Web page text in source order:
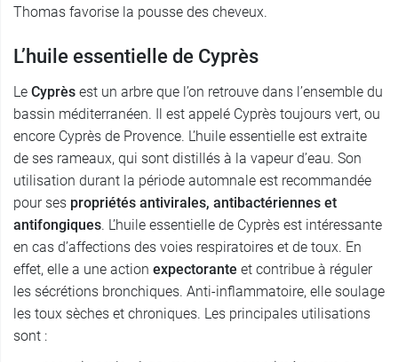
Thomas favorise la pousse des cheveux.
L’huile essentielle de Cyprès
Le Cyprès est un arbre que l’on retrouve dans l’ensemble du
bassin méditerranéen. Il est appelé Cyprès toujours vert, ou
encore Cyprès de Provence. L’huile essentielle est extraite
de ses rameaux, qui sont distillés à la vapeur d’eau. Son
utilisation durant la période automnale est recommandée
pour ses propriétés antivirales, antibactériennes et
antifongiques. L’huile essentielle de Cyprès est intéressante
en cas d’affections des voies respiratoires et de toux. En
effet, elle a une action expectorante et contribue à réguler
les sécrétions bronchiques. Anti-inflammatoire, elle soulage
les toux sèches et chroniques. Les principales utilisations
sont :